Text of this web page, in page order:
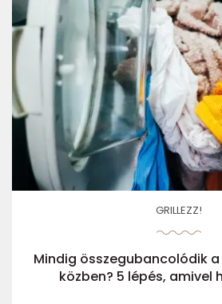
GRILLEZZ!
Mindig összegubancolódik
közben? 5 lépés, amivel